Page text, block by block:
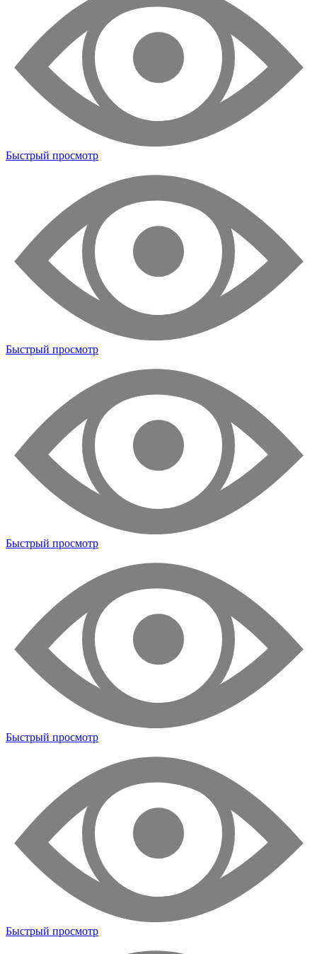
Быстрый просмотр
Быстрый просмотр
Быстрый просмотр
Быстрый просмотр
Быстрый просмотр